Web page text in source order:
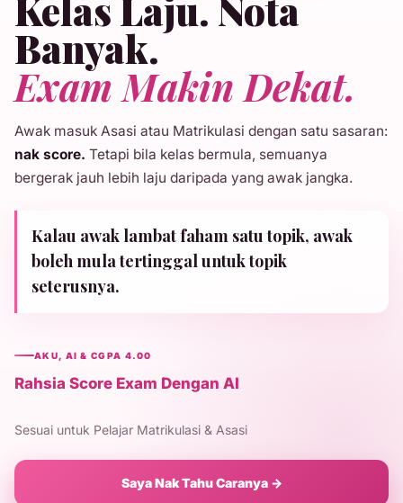
Kelas Laju. Nota
Banyak.
Exam Makin Dekat.
Awak masuk Asasi atau Matrikulasi dengan satu sasaran:
nak score. Tetapi bila kelas bermula, semuanya
bergerak jauh lebih laju daripada yang awak jangka.
Kalau awak lambat faham satu topik, awak
boleh mula tertinggal untuk topik
seterusnya.
AKU, AI & CGPA 4.00
Rahsia Score Exam Dengan AI
Sesuai untuk Pelajar Matrikulasi & Asasi
Saya Nak Tahu Caranya →